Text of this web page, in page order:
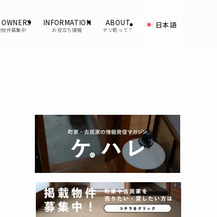
件募集中
INFORMATION
お役立ち情報
ABOUT
デジ町って？
日本語